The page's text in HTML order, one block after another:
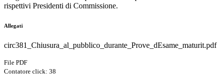
rispettivi Presidenti di Commissione.
Allegati
circ381_Chiusura_al_pubblico_durante_Prove_dEsame_maturit.pdf
File PDF
Contatore click: 38